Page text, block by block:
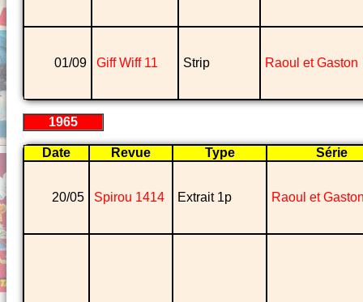
01/09 Giff Wiff 11 Strip Raoul et Gaston
1965
Date Revue Type Série
20/05 Spirou 1414 Extrait 1p Raoul et